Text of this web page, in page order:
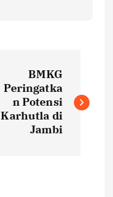
BMKG
Peringatka
n Potensi
Karhutla di
Jambi